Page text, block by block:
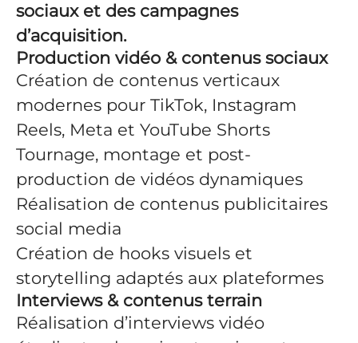
sociaux et des campagnes
d’acquisition.
Production vidéo & contenus sociaux
Création de contenus verticaux
modernes pour TikTok, Instagram
Reels, Meta et YouTube Shorts
Tournage, montage et post-
production de vidéos dynamiques
Réalisation de contenus publicitaires
social media
Création de hooks visuels et
storytelling adaptés aux plateformes
Interviews & contenus terrain
Réalisation d’interviews vidéo